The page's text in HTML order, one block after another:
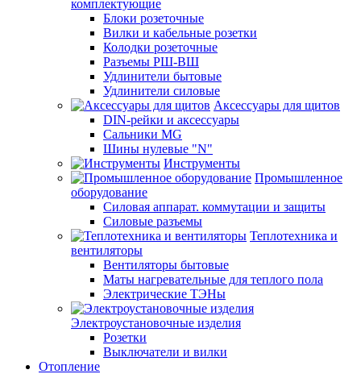
комплектующие
Блоки розеточные
Вилки и кабельные розетки
Колодки розеточные
Разъемы РШ-ВШ
Удлинители бытовые
Удлинители силовые
Аксессуары для щитов
DIN-рейки и аксессуары
Сальники MG
Шины нулевые "N"
Инструменты
Промышленное
оборудование
Силовая аппарат. коммутации и защиты
Силовые разъемы
Теплотехника и
вентиляторы
Вентиляторы бытовые
Маты нагревательные для теплого пола
Электрические ТЭНы
Электроустановочные изделия
Розетки
Выключатели и вилки
Отопление